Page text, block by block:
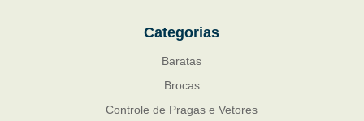
Categorias
Baratas
Brocas
Controle de Pragas e Vetores